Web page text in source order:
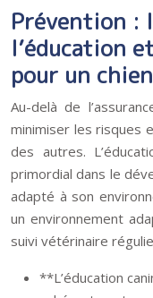
Prévention :
l’éducation
pour un
Au-delà de
minimiser les risques
des autres.
primordial dans le
adapté à son
un environnement
suivi vétérinaire
**L’éducation